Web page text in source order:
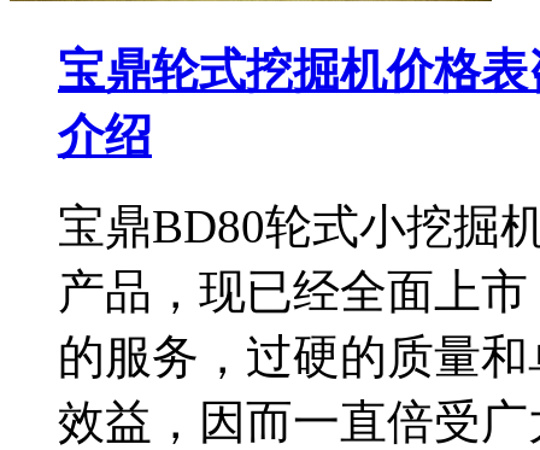
宝鼎轮式挖掘机价格
介绍
宝鼎BD80轮式小挖掘
产品，现已经全面上
的服务，过硬的质量
效益，因而一直倍受